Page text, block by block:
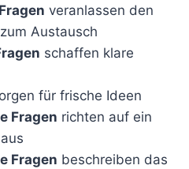
veranlassen den
Austausch
schaffen klare
für frische Ideen
Fragen richten auf ein
Fragen beschreiben das